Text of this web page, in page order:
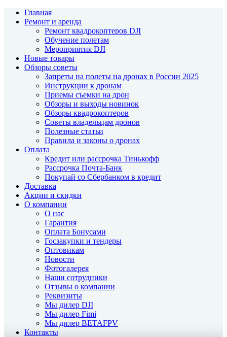
Главная
Ремонт и аренда
Ремонт квадрокоптеров DJI
Обучение полетам
Мероприятия DJI
Новые товары
Обзоры советы
Запреты на полеты на дронах в России 2025
Инструкции к дронам
Приемы съемки на дрон
Обзоры и выходы новинок
Обзоры квадрокоптеров
Советы владельцам дронов
Полезные статьи
Правила и законы о дронах
Оплата
Кредит или рассрочка Тинькофф
Рассрочка Почта-Банк
Покупай со Сбербанком в кредит
Доставка
Акции и скидки
О компании
О нас
Гарантия
Оплата Бонусами
Госзакупки и тендеры
Оптовикам
Новости
Фотогалерея
Наши сотрудники
Отзывы о компании
Реквизиты
Мы дилер DJI
Мы дилер Fimi
Мы дилер BETAFPV
Контакты